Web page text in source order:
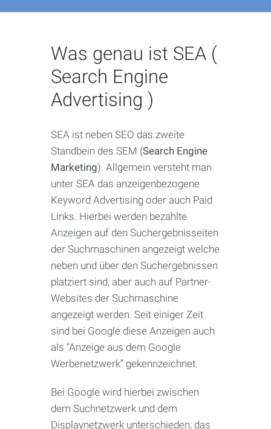
Was genau ist SEA (
Search Engine
Advertising )
SEA ist neben SEO das zweite
Standbein des SEM (Search Engine
Marketing). Allgemein versteht man
unter SEA das anzeigenbezogene
Keyword Advertising oder auch Paid
Links. Hierbei werden bezahlte
Anzeigen auf den Suchergebnisseiten
der Suchmaschinen angezeigt welche
neben und über den Suchergebnissen
platziert sind, aber auch auf Partner-
Websites der Suchmaschine
angezeigt werden. Seit einiger Zeit
sind bei Google diese Anzeigen auch
als “Anzeige aus dem Google
Werbenetzwerk” gekennzeichnet.
Bei Google wird hierbei zwischen
dem Suchnetzwerk und dem
Displaynetzwerk unterschieden, das